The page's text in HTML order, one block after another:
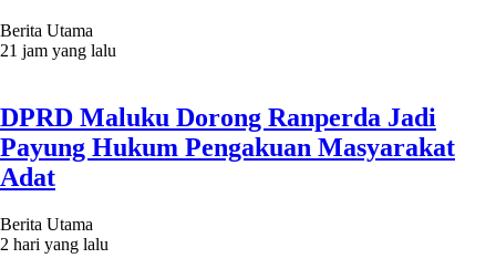
Berita Utama
21 jam yang lalu
DPRD Maluku Dorong Ranperda Jadi
Payung Hukum Pengakuan Masyarakat
Adat
Berita Utama
2 hari yang lalu